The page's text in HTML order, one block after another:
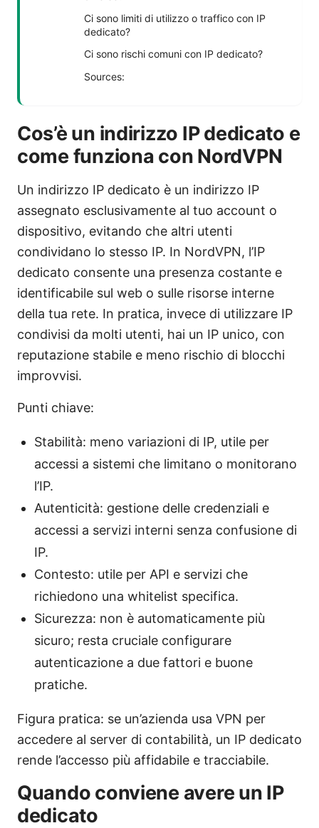
Ci sono limiti di utilizzo o traffico con IP
dedicato?
Ci sono rischi comuni con IP dedicato?
Sources:
Cos’è un indirizzo IP dedicato e
come funziona con NordVPN
Un indirizzo IP dedicato è un indirizzo IP
assegnato esclusivamente al tuo account o
dispositivo, evitando che altri utenti
condividano lo stesso IP. In NordVPN, l’IP
dedicato consente una presenza costante e
identificabile sul web o sulle risorse interne
della tua rete. In pratica, invece di utilizzare IP
condivisi da molti utenti, hai un IP unico, con
reputazione stabile e meno rischio di blocchi
improvvisi.
Punti chiave:
Stabilità: meno variazioni di IP, utile per
accessi a sistemi che limitano o monitorano
l’IP.
Autenticità: gestione delle credenziali e
accessi a servizi interni senza confusione di
IP.
Contesto: utile per API e servizi che
richiedono una whitelist specifica.
Sicurezza: non è automaticamente più
sicuro; resta cruciale configurare
autenticazione a due fattori e buone
pratiche.
Figura pratica: se un’azienda usa VPN per
accedere al server di contabilità, un IP dedicato
rende l’accesso più affidabile e tracciabile.
Quando conviene avere un IP
dedicato